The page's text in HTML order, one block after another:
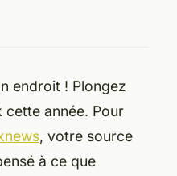
endroit ! Plongez
cette année. Pour
, votre source
à ce que